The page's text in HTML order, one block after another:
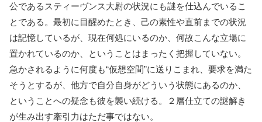
公であるスティーヴンス大尉の状況にも謎を仕込んでいるこ
とである。最初に目醒めたとき、己の素性や直前までの状況
は記憶しているが、現在何処にいるのか、何故こんな立場に
置かれているのか、ということはまったく把握していない。
急かされるように何度も“仮想空間”に送りこまれ、要求を満た
そうとするが、他方で自分自身がどういう状態にあるのか、
ということへの疑念も彼を襲い続ける。２層仕立ての謎解き
が生み出す牽引力はただ事ではない。